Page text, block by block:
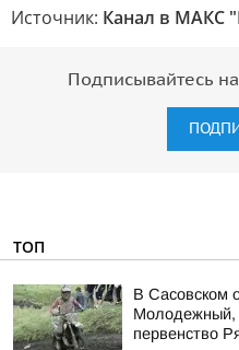
Источник: Канал в МАКС
Подписывайтесь
ТОП
В Сасовском
Молодежный,
первенство